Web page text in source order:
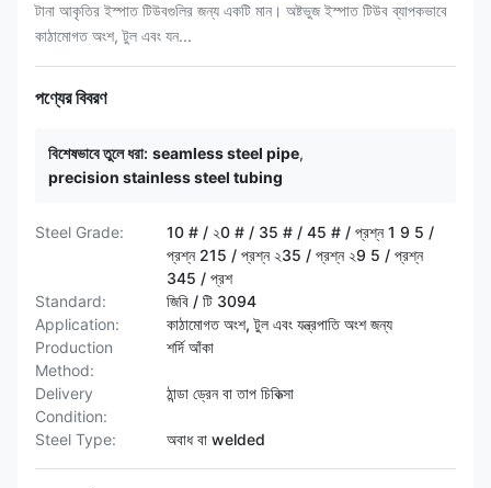
টানা আকৃতির ইস্পাত টিউবগুলির জন্য একটি মান। অষ্টভুজ ইস্পাত টিউব ব্যাপকভাবে
কাঠামোগত অংশ, টুল এবং যন...
পণ্যের বিবরণ
বিশেষভাবে তুলে ধরা: seamless steel pipe,
precision stainless steel tubing
Steel Grade:
10 # / ২0 # / 35 # / 45 # / প্রশ্ন 1 9 5 /
প্রশ্ন 215 / প্রশ্ন ২35 / প্রশ্ন ২9 5 / প্রশ্ন
345 / প্রশ
Standard:
জিবি / টি 3094
Application:
কাঠামোগত অংশ, টুল এবং যন্ত্রপাতি অংশ জন্য
Production
Method:
শর্দি আঁকা
Delivery
Condition:
ঠান্ডা ড্রেন বা তাপ চিকিত্সা
Steel Type: অবাধ বা welded